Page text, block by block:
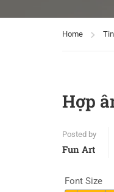
Home
Hợp
Posted by
Fun Art
Font Size